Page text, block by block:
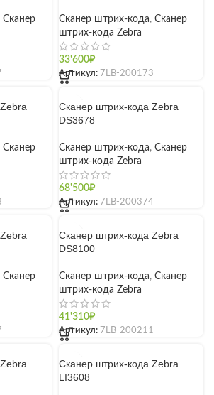
Сканер
Сканер штрих-кода, Сканер
штрих-кода Zebra
33'600₽
Артикул: 7LB-200173
Сканер
Сканер штрих-кода Zebra
DS3678
Сканер штрих-кода, Сканер
штрих-кода Zebra
68'500₽
Артикул: 7LB-200374
Сканер
Сканер штрих-кода Zebra
DS8100
Сканер штрих-кода, Сканер
штрих-кода Zebra
41'310₽
Артикул: 7LB-200211
Сканер штрих-кода Zebra
LI3608